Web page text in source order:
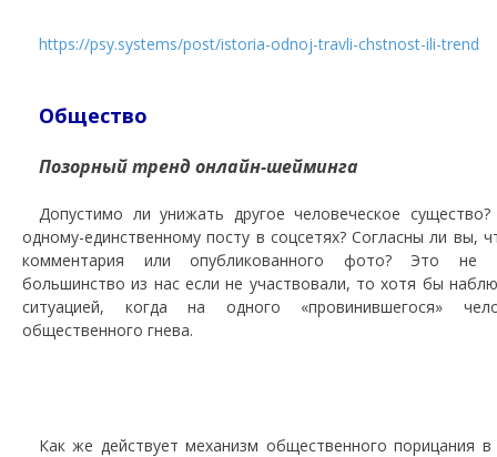
https://psy.systems/post/istoria-odnoj-travli-chstnost-ili-trend
Общество
Позорный тренд онлайн-шейминга
Допустимо ли унижать другое человеческое
одному-единственному посту в соцсетях? Согласны ли вы,
комментария или опубликованного фото? Это не
большинство из нас если не участвовали, то хотя бы
ситуацией, когда на одного «провинившегося»
общественного гнева.
Как же действует механизм общественного порицания